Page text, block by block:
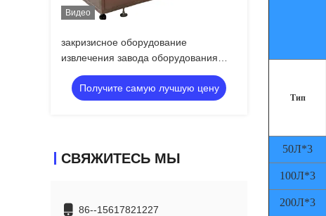
Видео
закризисное оборудование
извлечения завода оборудования
извлечения СО2 10L
Получите самую лучшую цену
СВЯЖИТЕСЬ МЫ
86--15617821227
Тип
50Л*3
100Л*3
200Л*3